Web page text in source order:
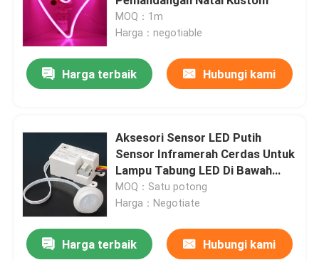
MOQ：1m
Harga：negotiable
Harga terbaik Hubungi kami
Aksesori Sensor LED Putih
Sensor Inframerah Cerdas Untuk
Lampu Tabung LED Di Bawah
Kabinet
MOQ：Satu potong
Harga：Negotiate
Harga terbaik Hubungi kami